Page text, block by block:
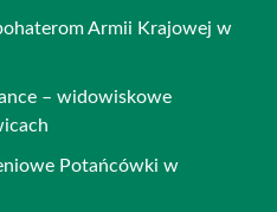
Armii Krajowej w
– widowiskowe
Potańcówki w